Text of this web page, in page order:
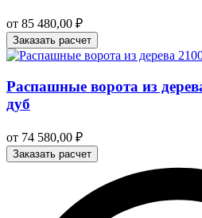
от 85 480,00 ₽
Заказать расчет
Распашные ворота из
дуб
от 74 580,00 ₽
Заказать расчет